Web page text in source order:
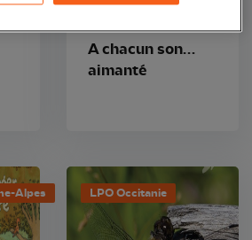
Jeu
A chacun son…
aimanté
Alpes LPO Occitanie